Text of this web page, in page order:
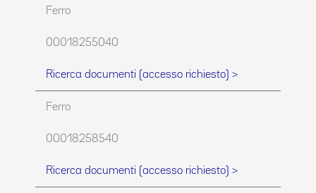
Ferro
00018255040
Ricerca documenti (accesso richiesto) >
Ferro
00018258540
Ricerca documenti (accesso richiesto) >